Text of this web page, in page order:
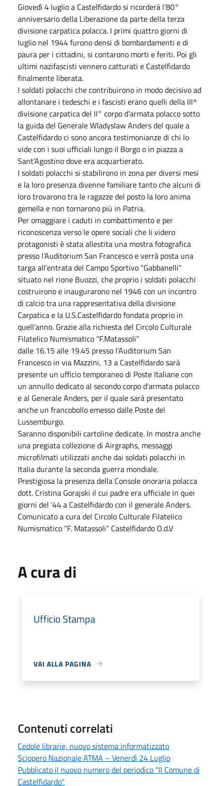
Giovedì 4 luglio a Castelfidardo si ricorderà l’80°
anniversario della Liberazione da parte della terza
divisione carpatica polacca. I primi quattro giorni di
luglio nel 1944 furono densi di bombardamenti e di
paura per i cittadini, si contarono morti e feriti. Poi gli
ultimi nazifascisti vennero catturati e Castelfidardo
finalmente liberata.
I soldati polacchi che contribuirono in modo decisivo ad
allontanare i tedeschi e i fascisti erano quelli della III^
divisione carpatica del II° corpo d’armata polacco sotto
la guida del Generale Wladyslaw Anders del quale a
Castelfidardo ci sono ancora testimonianze di chi lo
vide con i suoi ufficiali lungo il Borgo o in piazza a
Sant’Agostino dove era acquartierato.
I soldati polacchi si stabilirono in zona per diversi mesi
e la loro presenza divenne familiare tanto che alcuni di
loro trovarono tra le ragazze del posto la loro anima
gemella e non tornarono più in Patria.
Per omaggiare i caduti in combattimento e per
riconoscenza verso le opere sociali che li videro
protagonisti è stata allestita una mostra fotografica
presso l’Auditorium San Francesco e verrà posta una
targa all’entrata del Campo Sportivo “Gabbanelli”
situato nel rione Buozzi, che proprio i soldati polacchi
costruirono e inaugurarono nel 1946 con un incontro
di calcio tra una rappresentativa della divisione
Carpatica e la U.S.Castelfidardo fondata proprio in
quell’anno. Grazie alla richiesta del Circolo Culturale
Filatelico Numismatico “F.Matassoli”
dalle 16.15 alle 19.45 presso l’Auditorium San
Francesco in via Mazzini, 13 a Castelfidardo sarà
presente un ufficio temporaneo di Poste Italiane con
un annullo dedicato al secondo corpo d’armata polacco
e al Generale Anders, per il quale sarà presentato
anche un francobollo emesso dalle Poste del
Lussemburgo.
Saranno disponibili cartoline dedicate. In mostra anche
una pregiata collezione di Airgraphs, messaggi
microfilmati utilizzati anche dai soldati polacchi in
Italia durante la seconda guerra mondiale.
Prestigiosa la presenza della Console onoraria polacca
dott. Cristina Gorajski il cui padre era ufficiale in quei
giorni del ’44 a Castelfidardo con il generale Anders.
Comunicato a cura del Circolo Culturale Filatelico
Numismatico “F. Matassoli” Castelfidardo O.d.V
A cura di
Ufficio Stampa
VAI ALLA PAGINA
Contenuti correlati
Cedole librarie, nuovo sistema informatizzato
Sciopero Nazionale ATMA – Venerdì 24 Luglio
Pubblicato il nuovo numero del periodico "Il Comune di
Castelfidardo"